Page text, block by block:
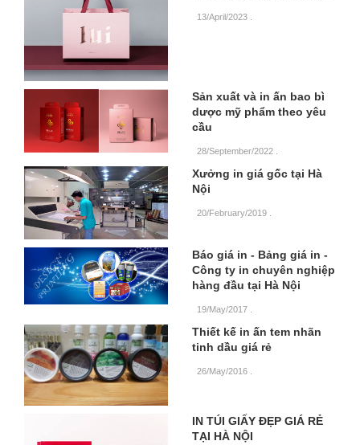
13/April/2023
Sản xuất và in ấn bao bì
dược mỹ phẩm theo yêu
cầu
28/September/2022
Xưởng in giá gốc tại Hà
Nội
20/February/2019
Báo giá in - Bảng giá in -
Công ty in chuyên nghiệp
hàng đầu tại Hà Nội
19/May/2017
Thiết kế in ấn tem nhãn
tinh dầu giá rẻ
26/May/2016
IN TÚI GIẤY ĐẸP GIÁ RẺ
TẠI HÀ NỘI